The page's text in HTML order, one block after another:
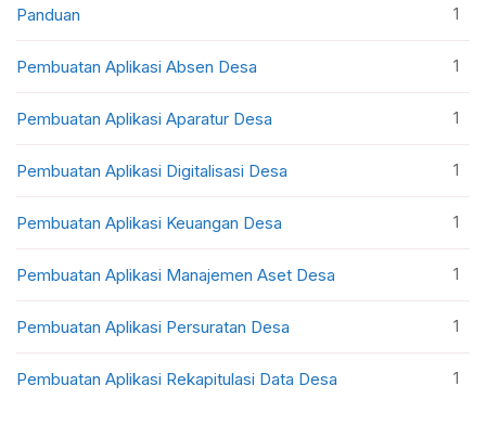
Panduan 1
Pembuatan Aplikasi Absen Desa 1
Pembuatan Aplikasi Aparatur Desa 1
Pembuatan Aplikasi Digitalisasi Desa 1
Pembuatan Aplikasi Keuangan Desa 1
Pembuatan Aplikasi Manajemen Aset Desa 1
Pembuatan Aplikasi Persuratan Desa 1
Pembuatan Aplikasi Rekapitulasi Data Desa 1